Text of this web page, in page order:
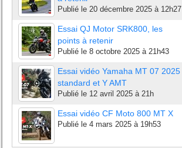
Publié le 20 décembre 2025 à 12h27
Essai QJ Motor SRK800, les
points à retenir
Publié le 8 octobre 2025 à 21h43
Essai vidéo Yamaha MT 07 2025
standard et Y AMT
Publié le 12 avril 2025 à 21h
Essai vidéo CF Moto 800 MT X
Publié le 4 mars 2025 à 19h53